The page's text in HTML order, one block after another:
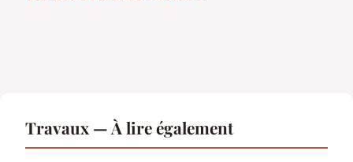
Travaux — À lire également